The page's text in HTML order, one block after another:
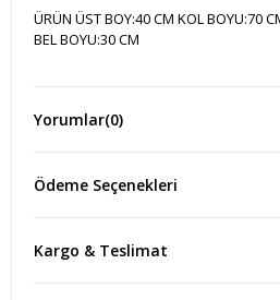
ÜRÜN ÜST BOY:40 CM KOL BOYU:70
BEL BOYU:30 CM
Yorumlar(0)
Ödeme Seçenekleri
Kargo & Teslimat